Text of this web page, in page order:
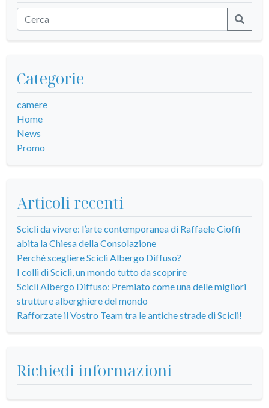
Categorie
camere
Home
News
Promo
Articoli recenti
Scicli da vivere: l’arte contemporanea di Raffaele Cioffi
abita la Chiesa della Consolazione
Perché scegliere Scicli Albergo Diffuso?
I colli di Scicli, un mondo tutto da scoprire
Scicli Albergo Diffuso: Premiato come una delle migliori
strutture alberghiere del mondo
Rafforzate il Vostro Team tra le antiche strade di Scicli!
Richiedi informazioni